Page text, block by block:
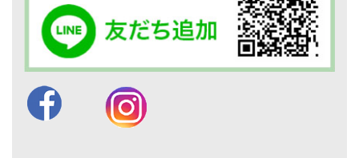
ブログ一覧
菅原和彦のブログ
斎藤亮のブログ
小薬淳一のブログ
山形隆のブログ
仲内渉のブログ